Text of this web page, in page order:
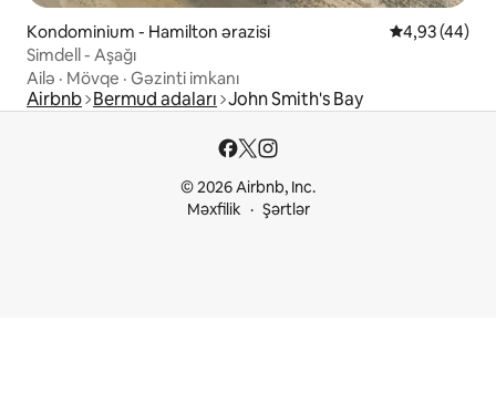
Kondominium - Hamilton ərazisi Ortalama
4,93 (44)
Simdell - Aşağı
Ailə · Mövqe · Gəzinti imkanı
Airbnb Bermud adaları John Smith's Bay
© 2026 Airbnb, Inc.
Məxfilik
Şərtlər